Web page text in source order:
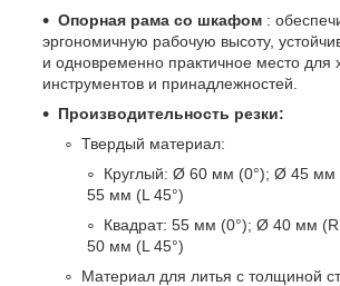
Опорная рама со шкафом :
эргономичную рабочую высоту,
и одновременно практичное место для
инструментов и принадлежностей.
Производительность резки:
Твердый материал:
Круглый: Ø 60 мм (0°); Ø 45 мм
55 мм (L 45°)
Квадрат: 55 мм (0°); Ø 40 мм
50 мм (L 45°)
Материал для литья с толщиной